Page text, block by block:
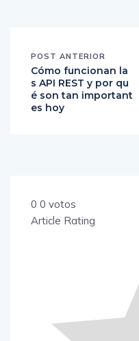
POST ANTERIOR
Cómo funcionan la
s API REST y por qu
é son tan important
es hoy
0 0 votos
Article Rating